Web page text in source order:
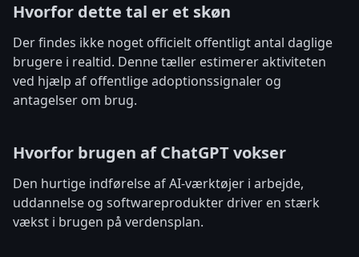
Hvorfor dette tal er et skøn
Der findes ikke noget officielt offentligt antal daglige
brugere i realtid. Denne tæller estimerer aktiviteten
ved hjælp af offentlige adoptionssignaler og
antagelser om brug.
Hvorfor brugen af ChatGPT vokser
Den hurtige indførelse af AI-værktøjer i arbejde,
uddannelse og softwareprodukter driver en stærk
vækst i brugen på verdensplan.